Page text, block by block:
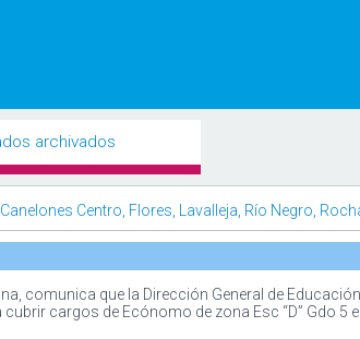
archivados
Centro, Flores, Lavalleja, Río Negro,
comunica que la Dirección General de
cargos de Ecónomo de zona Esc “D” Gdo